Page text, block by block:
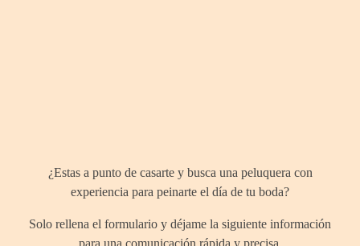
¿Estas a punto de casarte y busca una peluquera con
experiencia para peinarte el día de tu boda?
Solo rellena el formulario y déjame la siguiente información
para una comunicación rápida y precisa.